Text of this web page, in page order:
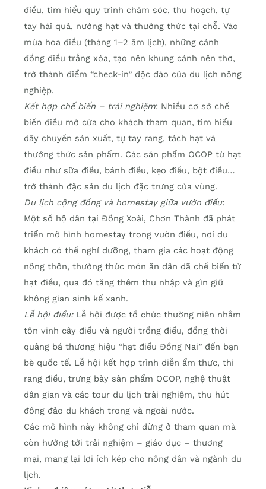
điều, tìm hiểu quy trình chăm sóc, thu hoạch, tự
tay hái quả, nướng hạt và thưởng thức tại chỗ. Vào
mùa hoa điều (tháng 1–2 âm lịch), những cánh
đồng điều trắng xóa, tạo nên khung cảnh nên thơ,
trở thành điểm “check-in” độc đáo của du lịch nông
nghiệp.
Kết hợp chế biến – trải nghiệm: Nhiều cơ sở chế
biến điều mở cửa cho khách tham quan, tìm hiểu
dây chuyền sản xuất, tự tay rang, tách hạt và
thưởng thức sản phẩm. Các sản phẩm OCOP từ hạt
điều như sữa điều, bánh điều, kẹo điều, bột điều…
trở thành đặc sản du lịch đặc trưng của vùng.
Du lịch cộng đồng và homestay giữa vườn điều:
Một số hộ dân tại Đồng Xoài, Chơn Thành đã phát
triển mô hình homestay trong vườn điều, nơi du
khách có thể nghỉ dưỡng, tham gia các hoạt động
nông thôn, thưởng thức món ăn dân dã chế biến từ
hạt điều, qua đó tăng thêm thu nhập và gìn giữ
không gian sinh kế xanh.
Lễ hội điều: Lễ hội được tổ chức thường niên nhằm
tôn vinh cây điều và người trồng điều, đồng thời
quảng bá thương hiệu “hạt điều Đồng Nai” đến bạn
bè quốc tế. Lễ hội kết hợp trình diễn ẩm thực, thi
rang điều, trưng bày sản phẩm OCOP, nghệ thuật
dân gian và các tour du lịch trải nghiệm, thu hút
đông đảo du khách trong và ngoài nước.
Các mô hình này không chỉ dừng ở tham quan mà
còn hướng tới trải nghiệm – giáo dục – thương
mại, mang lại lợi ích kép cho nông dân và ngành du
lịch.